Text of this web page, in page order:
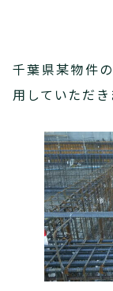
千葉県某物件
用していただき